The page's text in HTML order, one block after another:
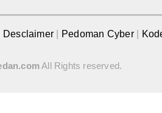
Desclaimer Pedoman Cyber
All Rights reserved.